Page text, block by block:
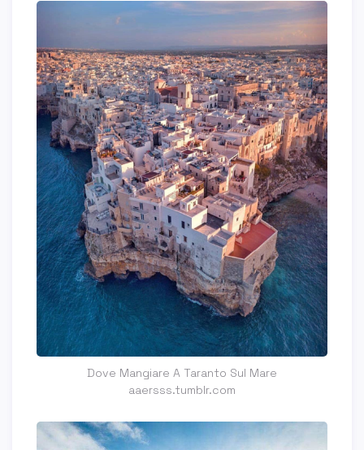
Dove Mangiare A Taranto Sul Mare
aaersss.tumblr.com